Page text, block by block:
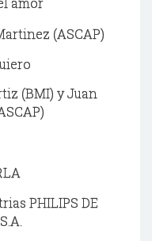
(ASCAP)
(BMI) y Juan
PHILIPS DE